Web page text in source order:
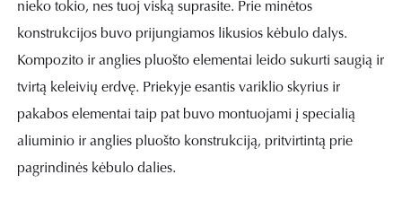
nieko tokio, nes tuoj viską suprasite. Prie minėtos
konstrukcijos buvo prijungiamos likusios kėbulo dalys.
Kompozito ir anglies pluošto elementai leido sukurti saugią ir
tvirtą keleivių erdvę. Priekyje esantis variklio skyrius ir
pakabos elementai taip pat buvo montuojami į specialią
aliuminio ir anglies pluošto konstrukciją, pritvirtintą prie
pagrindinės kėbulo dalies.